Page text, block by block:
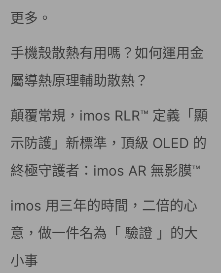
更多。
手機殼散熱有用嗎？如何運用金
屬導熱原理輔助散熱？
顛覆常規，imos RLR™ 定義「顯
示防護」新標準，頂級 OLED 的
終極守護者：imos AR 無影膜™
imos 用三年的時間，二倍的心
意，做一件名為「 驗證 」的大
小事